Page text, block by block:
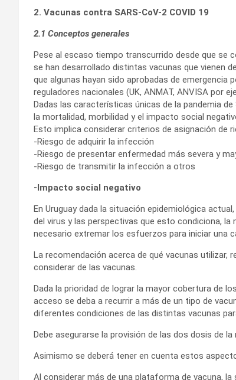
2. Vacunas contra SARS-CoV-2 COVID 19
2.1 Conceptos generales
Pese al escaso tiempo transcurrido desde que se
se han desarrollado distintas vacunas que vienen
que algunas hayan sido aprobadas de emergencia
reguladores nacionales (UK, ANMAT, ANVISA por
Dadas las características únicas de la pandemia
la mortalidad, morbilidad y el impacto social
Esto implica considerar criterios de asignación de
-Riesgo de adquirir la infección
-Riesgo de presentar enfermedad más severa y
-Riesgo de transmitir la infección a otros
-Impacto social negativo
En Uruguay dada la situación epidemiológica
del virus y las perspectivas que esto condiciona, la
necesario extremar los esfuerzos para iniciar una
La recomendación acerca de qué vacunas
considerar de las vacunas.
Dada la prioridad de lograr la mayor cobertura de
acceso se deba a recurrir a más de un tipo de
diferentes condiciones de las distintas vacunas
Debe asegurarse la provisión de las dos dosis de
Asimismo se deberá tener en cuenta estos
Al considerar más de una plataforma de vacuna,